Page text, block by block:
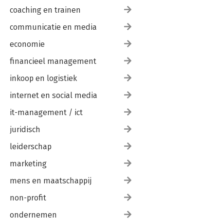
coaching en trainen
communicatie en media
economie
financieel management
inkoop en logistiek
internet en social media
it-management / ict
juridisch
leiderschap
marketing
mens en maatschappij
non-profit
ondernemen